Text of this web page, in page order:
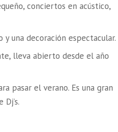
conciertos en acústico,
una decoración espectacular.
lleva abierto desde el año
pasar el verano. Es una gran